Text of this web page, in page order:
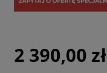
2 390,00 zł